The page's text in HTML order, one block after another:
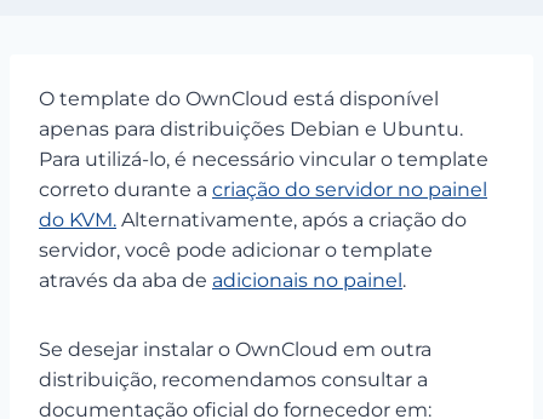
O template do OwnCloud está disponível
apenas para distribuições Debian e Ubuntu.
Para utilizá-lo, é necessário vincular o template
correto durante a criação do servidor no painel
do KVM. Alternativamente, após a criação do
servidor, você pode adicionar o template
através da aba de adicionais no painel.
Se desejar instalar o OwnCloud em outra
distribuição, recomendamos consultar a
documentação oficial do fornecedor em: